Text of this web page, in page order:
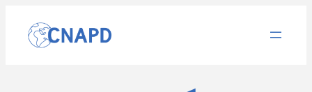
contenu